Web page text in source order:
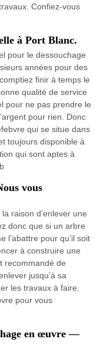
Confiez-vous
à Port Blanc.
pour le dessouchage
années pour des
finir à temps le
qualité de service
pour ne pas prendre le
pour rien. Donc
qui se situe dans
toujours disponible à
qui sont aptes à
vous
raison d’enlever une
donc que si un arbre
l’abattre pour qu’il soit
à construire une
recommandé de
jusqu’à sa
les travaux à faire.
pour vous
en œuvre —